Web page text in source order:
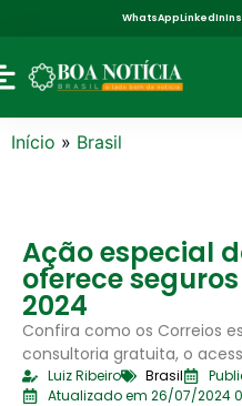
WhatsAppLinkedIn
Início » Brasil
Ação especial
oferece
2024
Confira como os Correios
consultoria gratuita, o
Luiz Ribeiro Brasil
Atualizado em 26/07/2024